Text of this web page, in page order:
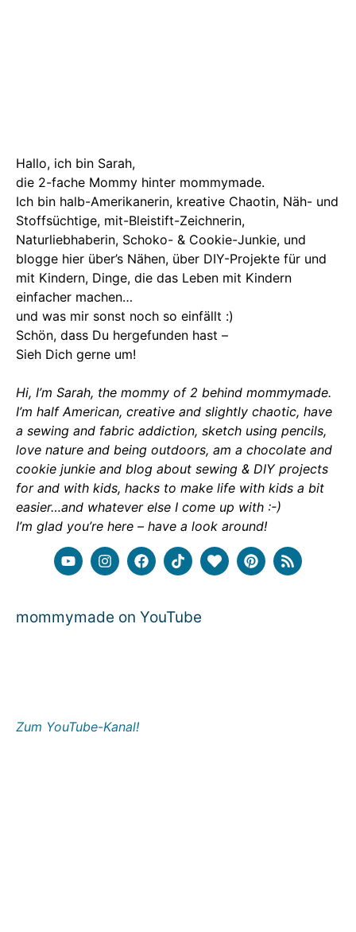
Hallo, ich bin Sarah,
die 2-fache Mommy hinter mommymade.
Ich bin halb-Amerikanerin, kreative Chaotin, Näh- und
Stoffsüchtige, mit-Bleistift-Zeichnerin,
Naturliebhaberin, Schoko- & Cookie-Junkie, und
blogge hier über’s Nähen, über DIY-Projekte für und
mit Kindern, Dinge, die das Leben mit Kindern
einfacher machen…
und was mir sonst noch so einfällt :)
Schön, dass Du hergefunden hast –
Sieh Dich gerne um!
Hi, I’m Sarah, the mommy of 2 behind mommymade.
I’m half American, creative and slightly chaotic, have
a sewing and fabric addiction, sketch using pencils,
love nature and being outdoors, am a chocolate and
cookie junkie and blog about sewing & DIY projects
for and with kids, hacks to make life with kids a bit
easier…and whatever else I come up with :-)
I’m glad you’re here – have a look around!
mommymade on YouTube
Zum YouTube-Kanal!